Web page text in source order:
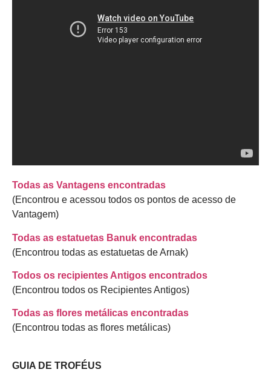
Todas as Vantagens encontradas
(Encontrou e acessou todos os pontos de acesso de
Vantagem)
Todas as estatuetas Banuk encontradas
(Encontrou todas as estatuetas de Arnak)
Todos os recipientes Antigos encontrados
(Encontrou todos os Recipientes Antigos)
Todas as flores metálicas encontradas
(Encontrou todas as flores metálicas)
GUIA DE TROFÉUS